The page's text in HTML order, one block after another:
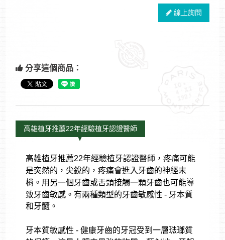
線上詢問
分享這個商品：
高雄植牙推薦22年經驗植牙認證醫師
高雄植牙推薦22年經驗植牙認證醫師，疼痛可能
是突然的，尖銳的，疼痛會進入牙齒的神經末
梢。用另一個牙齒或舌頭接觸一顆牙齒也可能導
致牙齒敏感。有兩種類型的牙齒敏感性 - 牙本質
和牙髓。
牙本質敏感性 - 健康牙齒的牙冠受到一層琺瑯質